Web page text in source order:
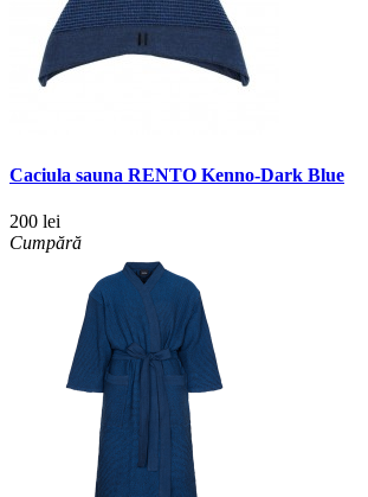
Caciula sauna RENTO Kenno-Dark Blue
200 lei
Cumpără